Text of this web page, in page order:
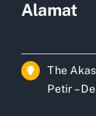
Alamat
The
Petir –